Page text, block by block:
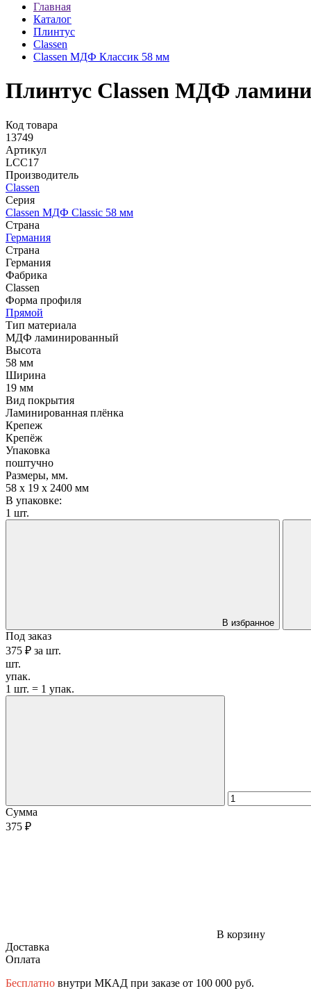
Главная
Каталог
Плинтус
Classen
Classen МДФ Классик 58 мм
Плинтус Classen МДФ
Код товара
13749
Артикул
LCC17
Производитель
Classen
Серия
Classen МДФ Classic 58 мм
Страна
Германия
Страна
Германия
Фабрика
Classen
Форма профиля
Прямой
Тип материала
МДФ ламинированный
Высота
58 мм
Ширина
19 мм
Вид покрытия
Ламинированная плёнка
Крепеж
Крепёж
Упаковка
поштучно
Размеры, мм.
58 x 19 x 2400 мм
В упаковке:
1 шт.
В избранное
Под заказ
375 ₽ за шт.
шт.
упак.
1 шт. = 1 упак.
Сумма
375 ₽
В корзину
Доставка
Оплата
Бесплатно внутри МКАД при заказе от 100 000 руб.